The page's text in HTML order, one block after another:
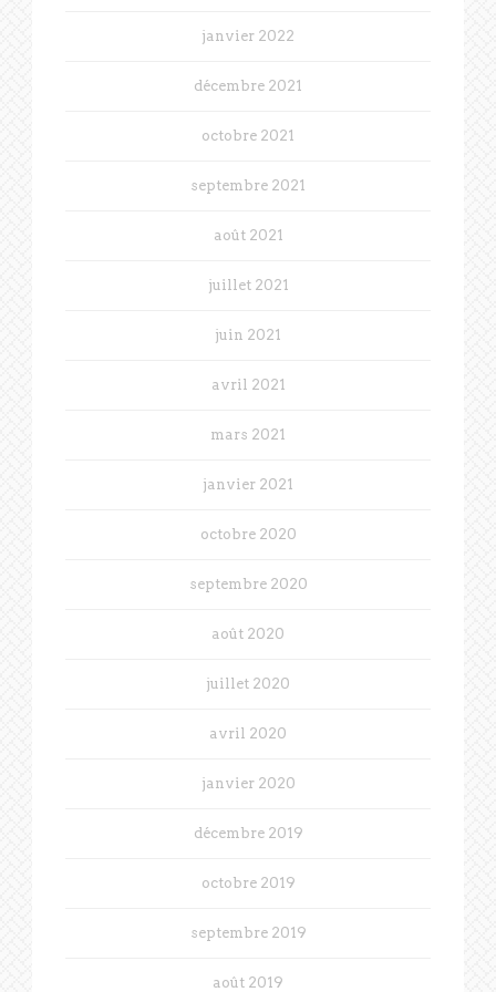
janvier 2022
décembre 2021
octobre 2021
septembre 2021
août 2021
juillet 2021
juin 2021
avril 2021
mars 2021
janvier 2021
octobre 2020
septembre 2020
août 2020
juillet 2020
avril 2020
janvier 2020
décembre 2019
octobre 2019
septembre 2019
août 2019